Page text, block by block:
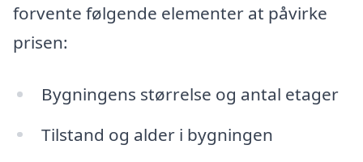
forvente følgende elementer at påvirke
prisen:
Bygningens størrelse og antal etager
Tilstand og alder i bygningen